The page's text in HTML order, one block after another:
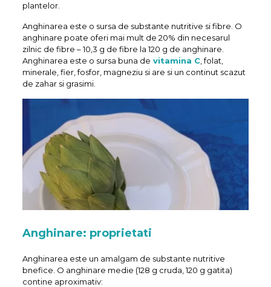
plantelor.
Anghinarea este o sursa de substante nutritive si fibre. O
anghinare poate oferi mai mult de 20% din necesarul
zilnic de fibre – 10,3 g de fibre la 120 g de anghinare.
Anghinarea este o sursa buna de vitamina C, folat,
minerale, fier, fosfor, magneziu si are si un continut scazut
de zahar si grasimi.
Anghinare: proprietati
Anghinarea este un amalgam de substante nutritive
bnefice. O anghinare medie (128 g cruda, 120 g gatita)
contine aproximativ: